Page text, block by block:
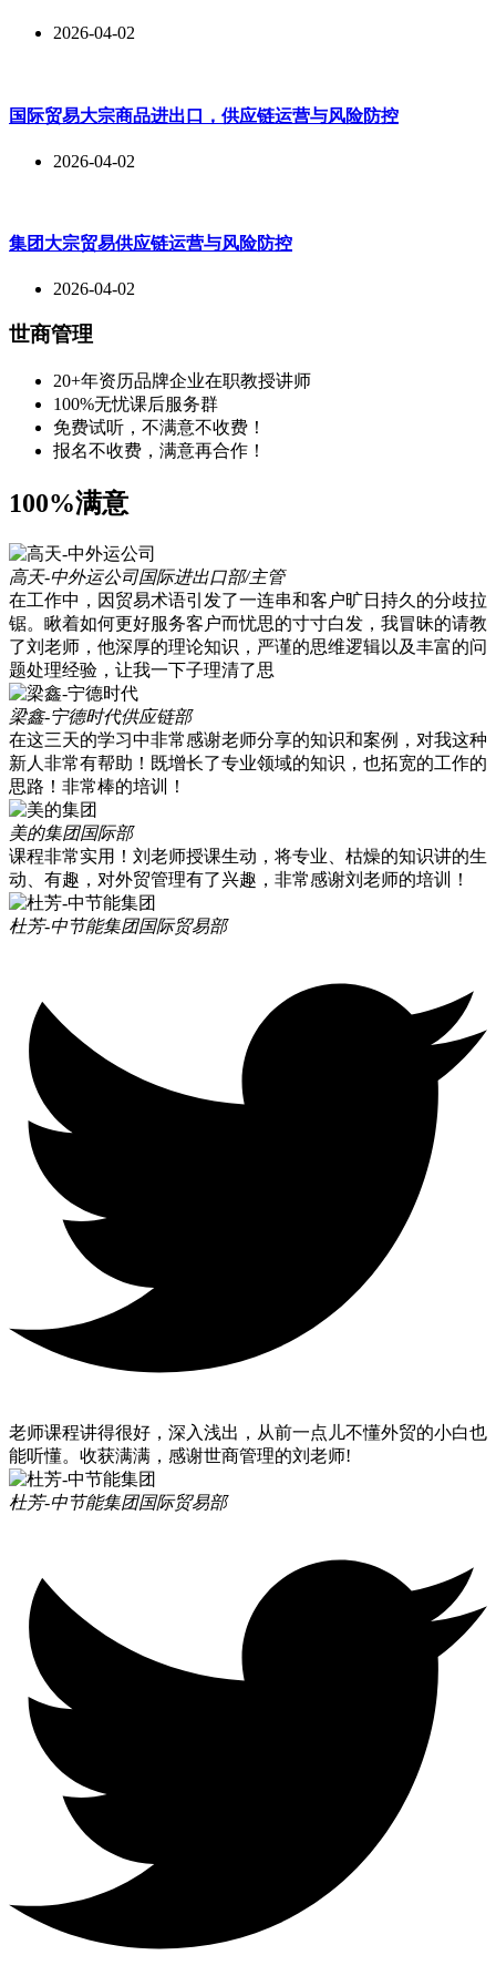
2026-04-02
国际贸易大宗商品进出口，供应链运营与风险防控
2026-04-02
集团大宗贸易供应链运营与风险防控
2026-04-02
世商管理
20+年资历品牌企业在职教授讲师
100%无忧课后服务群
免费试听，不满意不收费！
报名不收费，满意再合作！
100%满意
高天-中外运公司国际进出口部/主管
在工作中，因贸易术语引发了一连串和客户旷日持久的分歧拉
锯。瞅着如何更好服务客户而忧思的寸寸白发，我冒昧的请教
了刘老师，他深厚的理论知识，严谨的思维逻辑以及丰富的问
题处理经验，让我一下子理清了思
梁鑫-宁德时代供应链部
在这三天的学习中非常感谢老师分享的知识和案例，对我这种
新人非常有帮助！既增长了专业领域的知识，也拓宽的工作的
思路！非常棒的培训！
美的集团国际部
课程非常实用！刘老师授课生动，将专业、枯燥的知识讲的生
动、有趣，对外贸管理有了兴趣，非常感谢刘老师的培训！
杜芳-中节能集团国际贸易部
老师课程讲得很好，深入浅出，从前一点儿不懂外贸的小白也
能听懂。收获满满，感谢世商管理的刘老师!
杜芳-中节能集团国际贸易部